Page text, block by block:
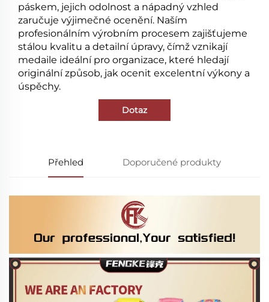
páskem, jejich odolnost a nápadný vzhled
zaručuje výjimečné ocenění. Naším
profesionálním výrobním procesem zajišťujeme
stálou kvalitu a detailní úpravy, čímž vznikají
medaile ideální pro organizace, které hledají
originální způsob, jak ocenit excelentní výkony a
úspěchy.
Dotaz
Přehled Doporučené produkty